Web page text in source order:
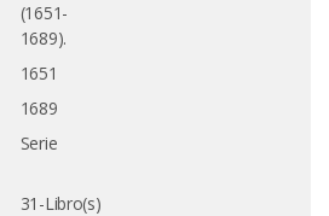
(1651-
1689).
1651
1689
Serie
31-Libro(s)